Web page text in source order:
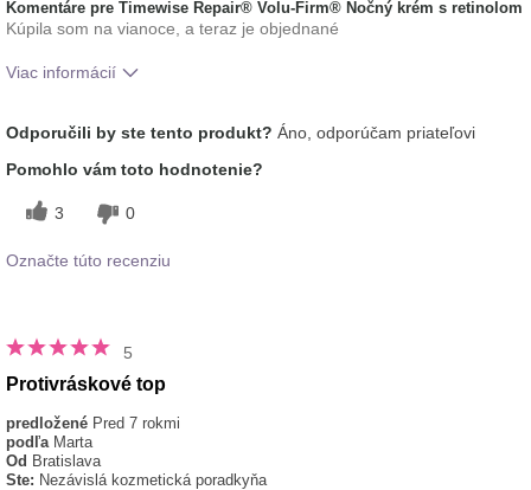
Komentáre pre Timewise Repair® Volu-Firm® Nočný krém s retinolom
Kúpila som na vianoce, a teraz je objednané
Viac informácií
používaním tohto
prípravku?
vstrebáva, Príjemný pocit na
pokožke
Odporučili by ste tento produkt? Áno, odporúčam priateľovi
Pomohlo vám toto hodnotenie?
3 0
Označte túto recenziu
5
Protivráskové top
predložené Pred 7 rokmi
podľa Marta
Od Bratislava
Ste: Nezávislá kozmetická poradkyňa